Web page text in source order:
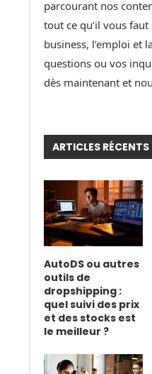
parcourant nos
tout ce qu’il vous
business, l’emploi et
questions ou vos
dès maintenant et
ARTICLES RÉCENTS
AutoDS ou autres
outils de
dropshipping :
quel suivi des prix
et des stocks est
le meilleur ?